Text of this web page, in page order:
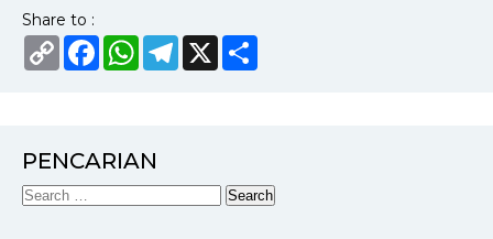
Share to :
Copy
Link
FacebookWhatsApp
Telegram
X
PENCARIAN